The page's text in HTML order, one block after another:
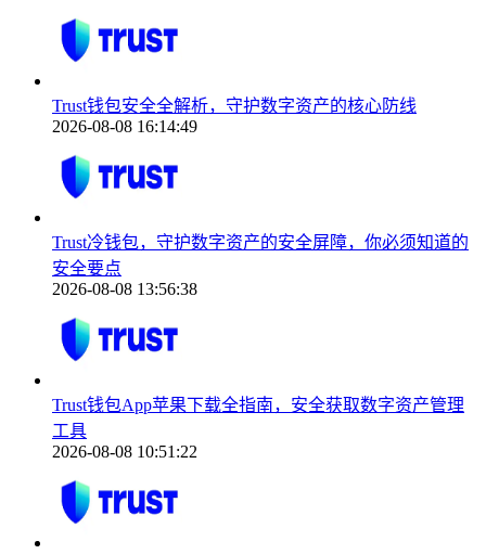
Trust钱包安全全解析，守护数字资产的核心防线
2026-08-08 16:14:49
Trust冷钱包，守护数字资产的安全屏障，你必须知道的
安全要点
2026-08-08 13:56:38
Trust钱包App苹果下载全指南，安全获取数字资产管理
工具
2026-08-08 10:51:22